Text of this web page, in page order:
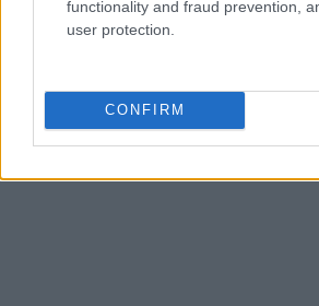
functionality and fraud prevention,
user protection.
CONFIRM